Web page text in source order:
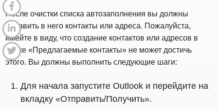
После очистки списка автозаполнения вы должны
добавить в него контакты или адреса. Пожалуйста,
имейте в виду, что создание контактов или адресов в
папке «Предлагаемые контакты» не может достичь
этого. Вы должны выполнить следующие шаги:
Для начала запустите Outlook и перейдите на
вкладку «Отправить/Получить».